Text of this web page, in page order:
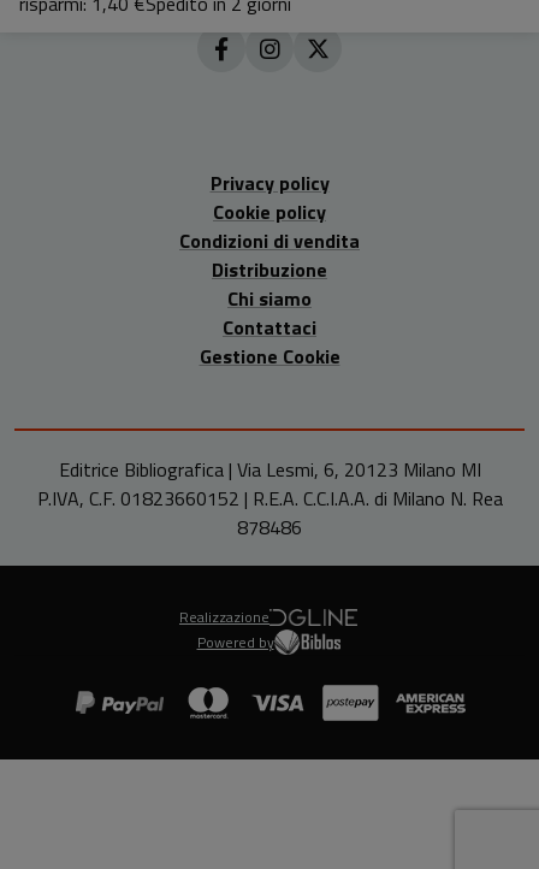
Privacy policy
Cookie policy
Condizioni di vendita
Distribuzione
Chi siamo
Contattaci
Gestione Cookie
Editrice Bibliografica | Via Lesmi, 6, 20123 Milano MI
P.IVA, C.F. 01823660152 | R.E.A. C.C.I.A.A. di Milano N. Rea
878486
Realizzazione
Powered by